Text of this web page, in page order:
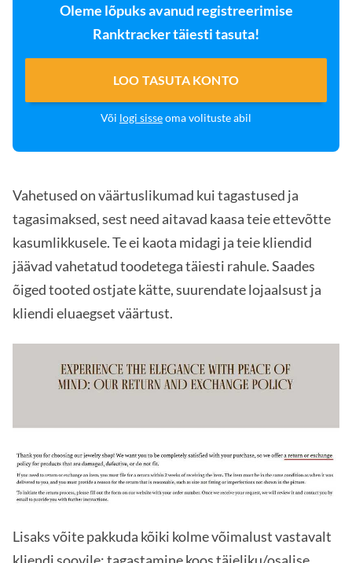
Oleme lõpuks avanud registreerimise
Ranktracker täiesti tasuta!
LOO TASUTA KONTO
Või logi sisseoma volituste abil
Vahetused on väärtuslikumad kui tagastused ja
tagasimaksed, sest need aitavad kaasa teie ettevõtte
kasumlikkusele. Te ei kaota midagi ja teie kliendid
jäävad vahetatud toodetega täiesti rahule. Saades
õiged tooted ostjate kätte, suurendate lojaalsust ja
kliendi eluaegset väärtust.
Lisaks võite pakkuda kõiki kolme võimalust vastavalt